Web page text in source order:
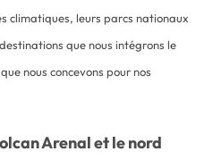
climatiques, leurs parcs nationaux
que nous intégrons le
nous concevons pour nos
Arenal et le nord